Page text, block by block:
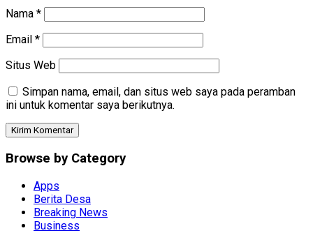
Nama *
Email *
Situs Web
Simpan nama, email, dan situs web saya pada peramban
ini untuk komentar saya berikutnya.
Browse by Category
Apps
Berita Desa
Breaking News
Business